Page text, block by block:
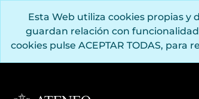
Esta Web utiliza cookies propias y
guardan relación con
cookies pulse ACEPTAR TODAS, para